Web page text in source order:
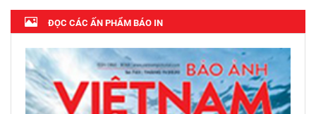
ĐỌC CÁC ẤN PHẨM BÁO IN